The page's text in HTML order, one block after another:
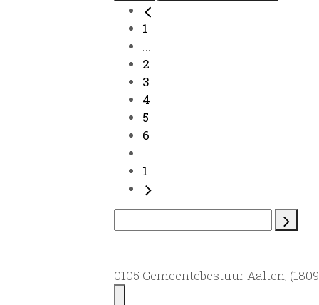
1
...
2
3
4
5
6
...
1
0105 Gemeentebestuur Aalten,